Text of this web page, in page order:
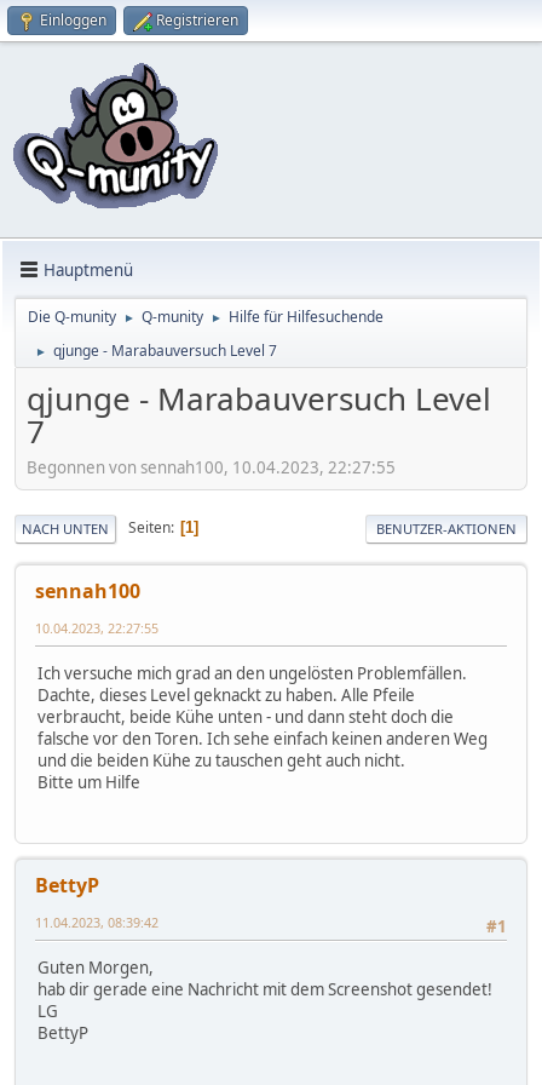
Einloggen Registrieren
Hauptmenü
Die Q-munity ► Q-munity ► Hilfe für Hilfesuchende
► qjunge - Marabauversuch Level 7
qjunge - Marabauversuch Level
7
Begonnen von sennah100, 10.04.2023, 22:27:55
NACH UNTEN Seiten 1 BENUTZER-AKTIONEN
sennah100
10.04.2023, 22:27:55
Ich versuche mich grad an den ungelösten Problemfällen.
Dachte, dieses Level geknackt zu haben. Alle Pfeile
verbraucht, beide Kühe unten - und dann steht doch die
falsche vor den Toren. Ich sehe einfach keinen anderen Weg
und die beiden Kühe zu tauschen geht auch nicht.
Bitte um Hilfe
BettyP
#1
11.04.2023, 08:39:42
Guten Morgen,
hab dir gerade eine Nachricht mit dem Screenshot gesendet!
LG
BettyP